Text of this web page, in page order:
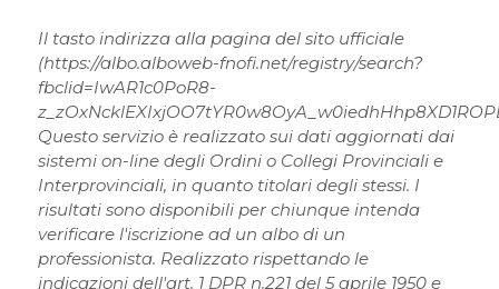
Il tasto indirizza alla pagina del sito ufficiale
(https://albo.alboweb-fnofi.net/registry/search?
fbclid=IwAR1c0PoR8-
Questo servizio è realizzato sui dati aggiornati dai
sistemi on-line degli Ordini o Collegi Provinciali e
Interprovinciali, in quanto titolari degli stessi. I
risultati sono disponibili per chiunque intenda
verificare l'iscrizione ad un albo di un
professionista. Realizzato rispettando le
indicazioni dell'art. 1 DPR n.221 del 5 aprile 1950 e